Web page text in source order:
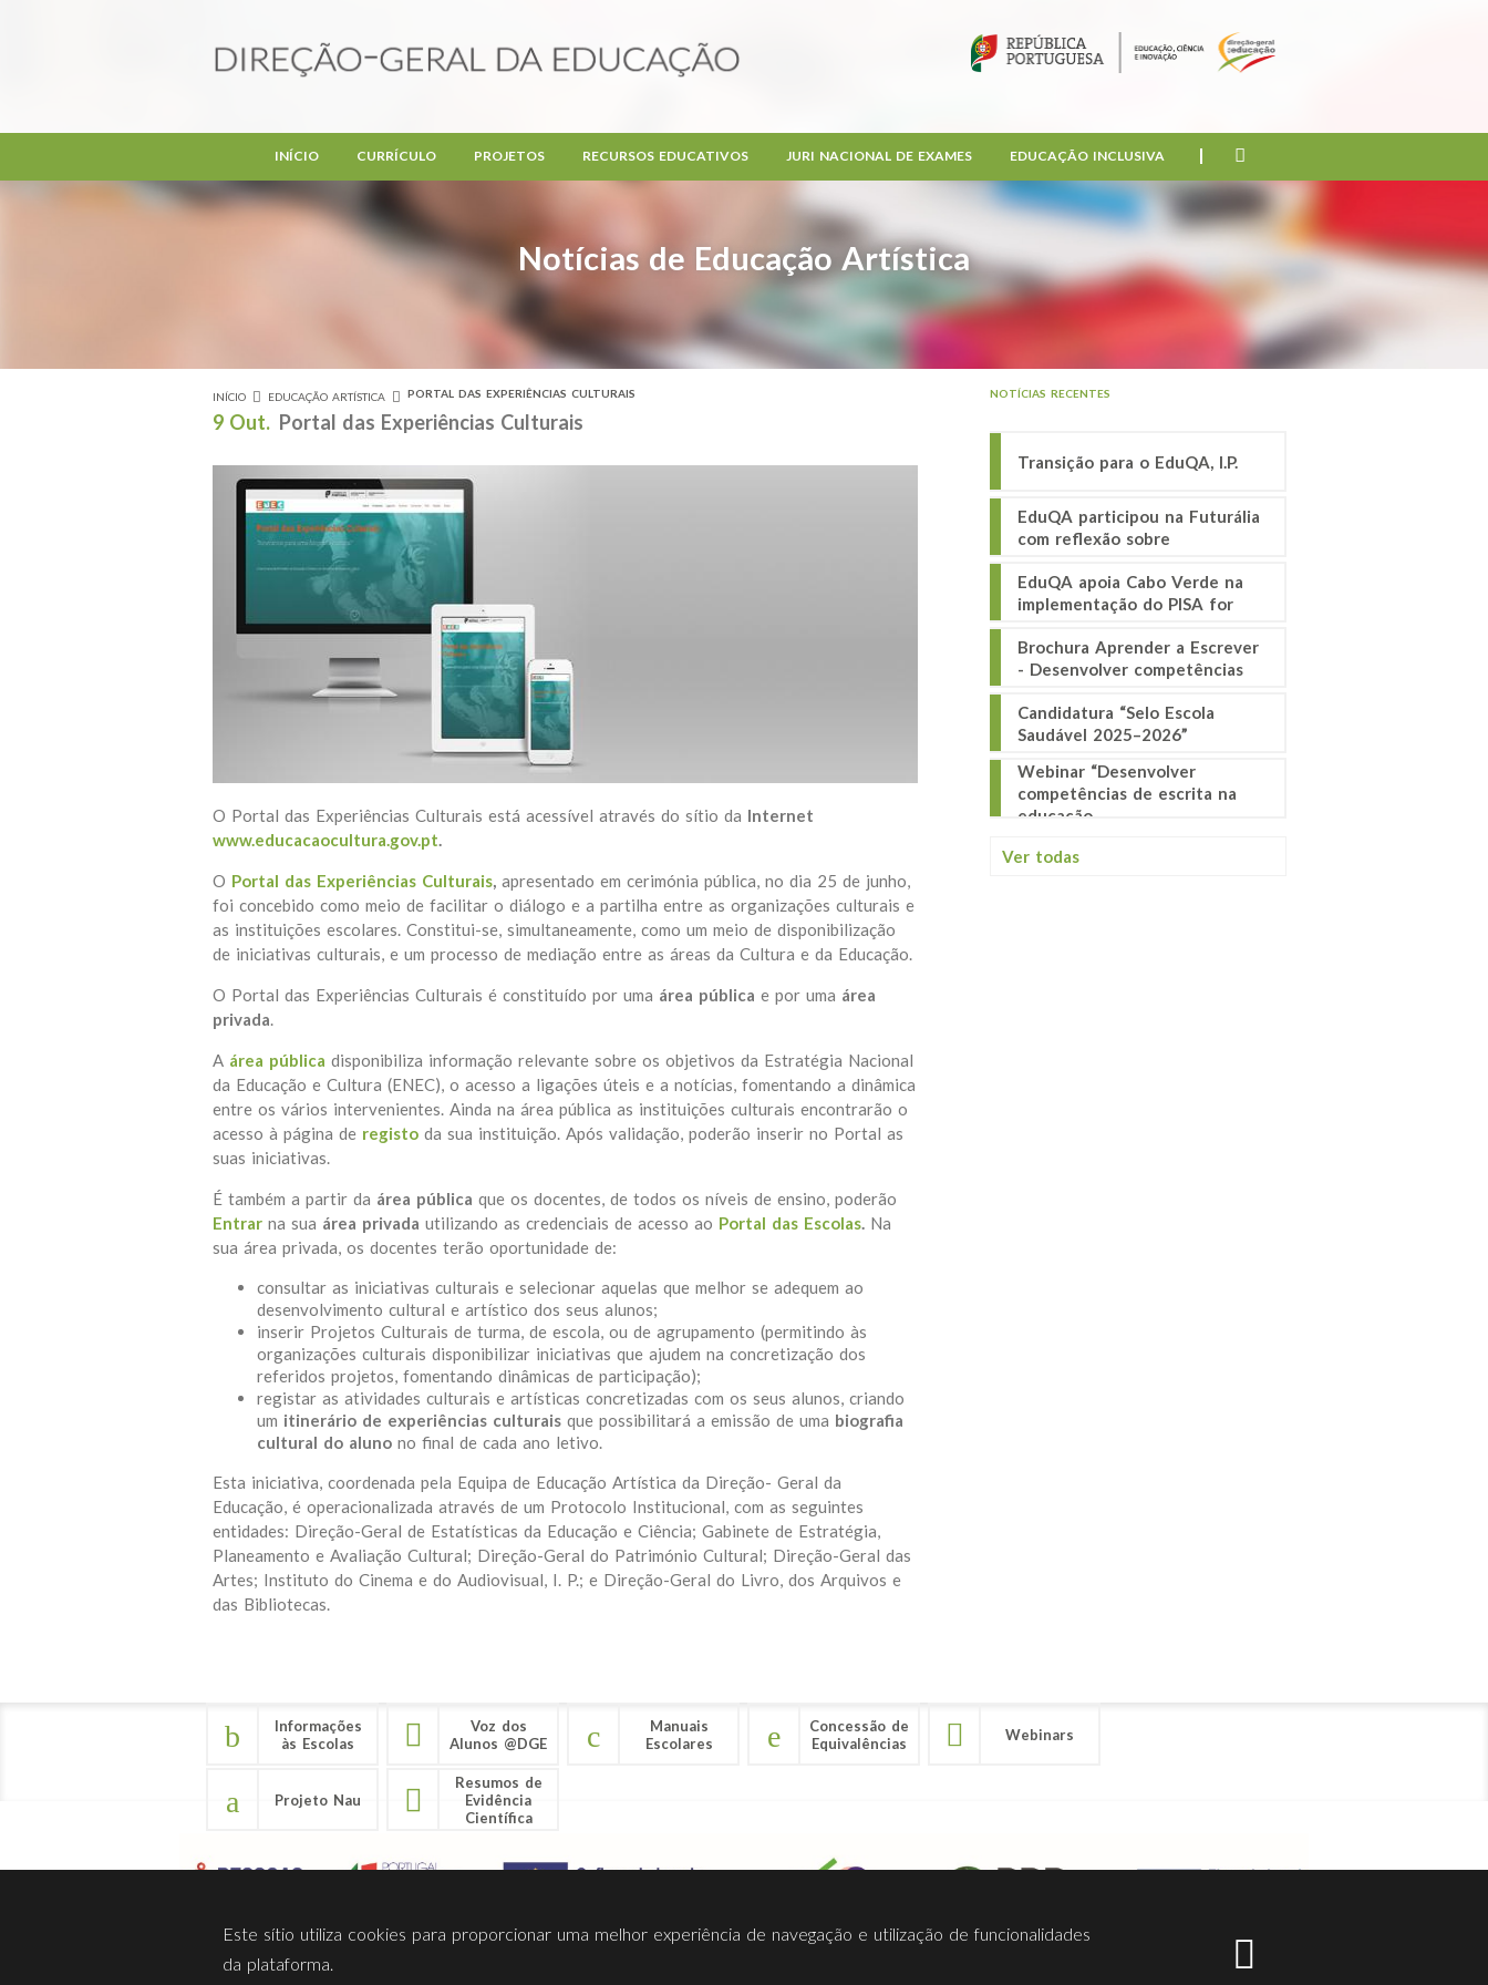
Notícias de Educação Artística
INÍCIO CURRÍCULO PROJETOS RECURSOS EDUCATIVOS JURI NACIONAL DE EXAMES EDUCAÇÃO INCLUSIVA
Está aqui
INÍCIO EDUCAÇÃO ARTÍSTICA PORTAL DAS EXPERIÊNCIAS CULTURAIS
9 Out. Portal das Experiências Culturais
O Portal das Experiências Culturais está acessível através do sítio da Internet
www.educacaocultura.gov.pt.
O Portal das Experiências Culturais, apresentado em cerimónia pública, no dia 25 de junho,
foi concebido como meio de facilitar o diálogo e a partilha entre as organizações culturais e
as instituições escolares. Constitui-se, simultaneamente, como um meio de disponibilização
de iniciativas culturais, e um processo de mediação entre as áreas da Cultura e da Educação.
O Portal das Experiências Culturais é constituído por uma área pública e por uma área
privada.
A área pública disponibiliza informação relevante sobre os objetivos da Estratégia Nacional
da Educação e Cultura (ENEC), o acesso a ligações úteis e a notícias, fomentando a dinâmica
entre os vários intervenientes. Ainda na área pública as instituições culturais encontrarão o
acesso à página de registo da sua instituição. Após validação, poderão inserir no Portal as
suas iniciativas.
É também a partir da área pública que os docentes, de todos os níveis de ensino, poderão
Entrar na sua área privada utilizando as credenciais de acesso ao Portal das Escolas. Na
sua área privada, os docentes terão oportunidade de:
consultar as iniciativas culturais e selecionar aquelas que melhor se adequem ao
desenvolvimento cultural e artístico dos seus alunos;
inserir Projetos Culturais de turma, de escola, ou de agrupamento (permitindo às
organizações culturais disponibilizar iniciativas que ajudem na concretização dos
referidos projetos, fomentando dinâmicas de participação);
registar as atividades culturais e artísticas concretizadas com os seus alunos, criando
um itinerário de experiências culturais que possibilitará a emissão de uma biografia
cultural do aluno no final de cada ano letivo.
Esta iniciativa, coordenada pela Equipa de Educação Artística da Direção- Geral da
Educação, é operacionalizada através de um Protocolo Institucional, com as seguintes
entidades: Direção-Geral de Estatísticas da Educação e Ciência; Gabinete de Estratégia,
Planeamento e Avaliação Cultural; Direção-Geral do Património Cultural; Direção-Geral das
Artes; Instituto do Cinema e do Audiovisual, I. P.; e Direção-Geral do Livro, dos Arquivos e
das Bibliotecas.
NOTÍCIAS RECENTES
Transição para o EduQA, I.P.
EduQA participou na Futurália
com reflexão sobre
EduQA apoia Cabo Verde na
implementação do PISA for
Brochura Aprender a Escrever
- Desenvolver competências
Candidatura “Selo Escola
Saudável 2025–2026”
Webinar “Desenvolver
competências de escrita na
educação
Ver todas
Informações
às Escolas
Voz dos
Alunos @DGE
Manuais
Escolares
Concessão de
Equivalências
Webinars
Projeto Nau
Resumos de
Evidência
Científica
Este sítio utiliza cookies para proporcionar uma melhor experiência de navegação e utilização de funcionalidades
da plataforma.